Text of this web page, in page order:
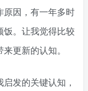
原因，有一年多时
。让我觉得比较
更新的认知。
发的关键认知，